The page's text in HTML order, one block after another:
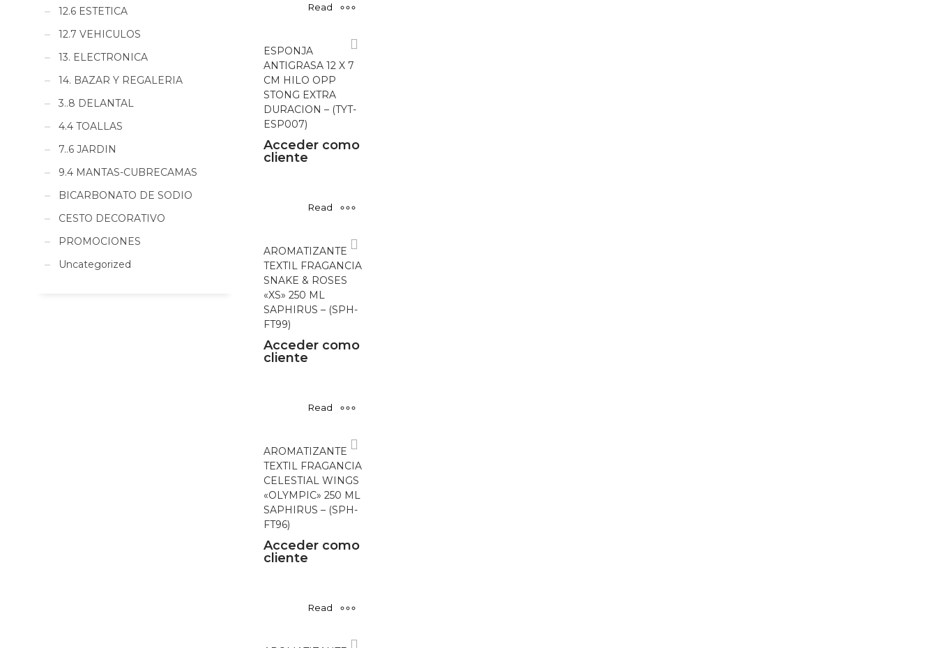
Read
ESPONJA
ANTIGRASA 12 X 7
CM HILO OPP
STONG EXTRA
DURACION – (TYT-
ESP007)
Acceder como
cliente
Read
AROMATIZANTE
TEXTIL FRAGANCIA
SNAKE & ROSES
«XS» 250 ML
SAPHIRUS – (SPH-
FT99)
Acceder como
cliente
Read
AROMATIZANTE
TEXTIL FRAGANCIA
CELESTIAL WINGS
«OLYMPIC» 250 ML
SAPHIRUS – (SPH-
FT96)
Acceder como
cliente
Read
12.6 ESTETICA
12.7 VEHICULOS
13. ELECTRONICA
14. BAZAR Y REGALERIA
3..8 DELANTAL
4.4 TOALLAS
7..6 JARDIN
9.4 MANTAS-CUBRECAMAS
BICARBONATO DE SODIO
CESTO DECORATIVO
PROMOCIONES
Uncategorized